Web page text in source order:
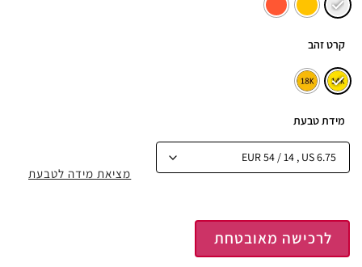
קרט זהב
מידת טבעת
לרכישה מאובטחת
מציאת מידה לטבעת